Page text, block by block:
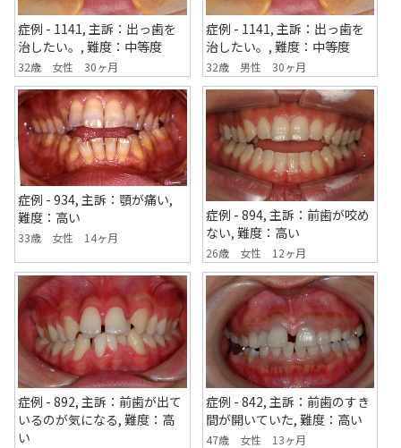
症例 - 1141, 主訴：出っ歯を
治したい。, 難度：中等度
32歳 女性 30ヶ月
症例 - 1141, 主訴：出っ歯を
治したい。, 難度：中等度
32歳 男性 30ヶ月
症例 - 934, 主訴：顎が痛い,
難度：高い
33歳 女性 14ヶ月
症例 - 894, 主訴：前歯が咬め
ない, 難度：高い
26歳 女性 12ヶ月
症例 - 892, 主訴：前歯が出て
いるのが気になる, 難度：高
い
症例 - 842, 主訴：前歯のすき
間が開いていた, 難度：高い
47歳 女性 13ヶ月